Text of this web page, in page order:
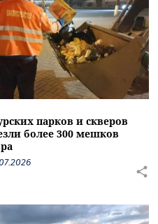
парков и скверов
более 300 мешков